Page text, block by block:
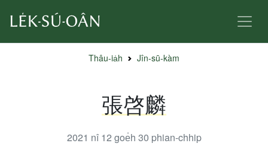
Thâu-ia̍h Jîn-sū-kàm
張啓麟
2021 nî 12 goe̍h 30 phian-chhip